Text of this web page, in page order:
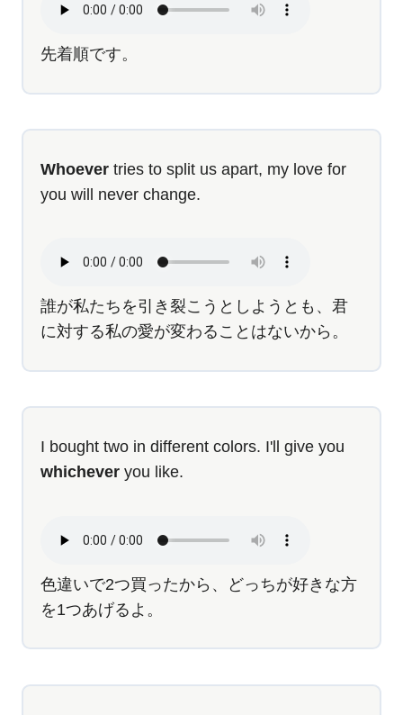
先着順です。
Whoever tries to split us apart, my love for
you will never change.
誰が私たちを引き裂こうとしようとも、君
に対する私の愛が変わることはないから。
I bought two in different colors. I'll give you
whichever you like.
色違いで2つ買ったから、どっちが好きな方
を1つあげるよ。